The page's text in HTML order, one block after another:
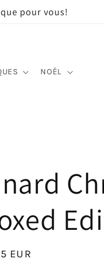
pour vous!
NOËL
EUR